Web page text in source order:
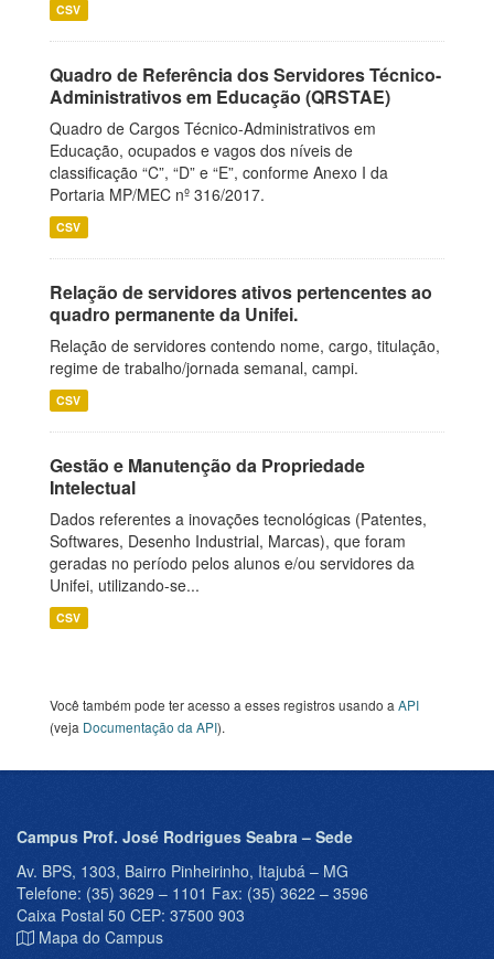
CSV
Quadro de Referência dos Servidores Técnico-
Administrativos em Educação (QRSTAE)
Quadro de Cargos Técnico-Administrativos em
Educação, ocupados e vagos dos níveis de
classificação “C”, “D” e “E”, conforme Anexo I da
Portaria MP/MEC nº 316/2017.
CSV
Relação de servidores ativos pertencentes ao
quadro permanente da Unifei.
Relação de servidores contendo nome, cargo, titulação,
regime de trabalho/jornada semanal, campi.
CSV
Gestão e Manutenção da Propriedade
Intelectual
Dados referentes a inovações tecnológicas (Patentes,
Softwares, Desenho Industrial, Marcas), que foram
geradas no período pelos alunos e/ou servidores da
Unifei, utilizando-se...
CSV
Você também pode ter acesso a esses registros usando a API
(veja Documentação da API).
Campus Prof. José Rodrigues Seabra – Sede
Av. BPS, 1303, Bairro Pinheirinho, Itajubá – MG
Telefone: (35) 3629 – 1101 Fax: (35) 3622 – 3596
Caixa Postal 50 CEP: 37500 903
Mapa do Campus